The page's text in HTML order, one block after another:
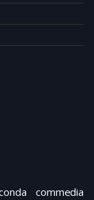
commedia